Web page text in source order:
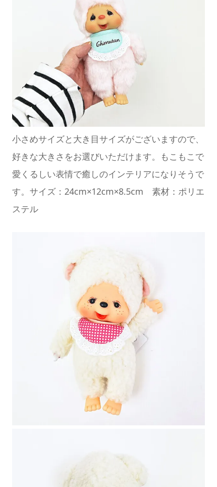
小さめサイズと大き目サイズがございますので、
好きな大きさをお選びいただけます。もこもこで
愛くるしい表情で癒しのインテリアになりそうで
す。サイズ：24cm×12cm×8.5cm 素材：ポリエ
ステル